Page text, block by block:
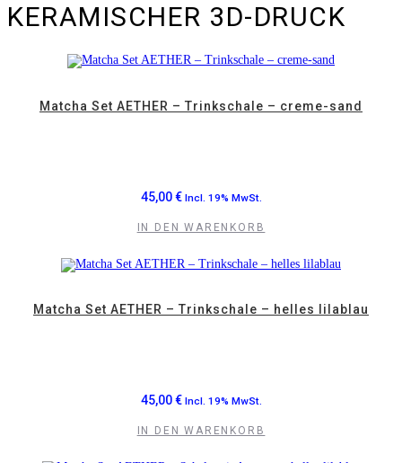
KERAMISCHER 3D-DRUCK
Matcha Set AETHER – Trinkschale – creme-sand
45,00€ Incl. 19% MwSt.
IN DEN WARENKORB
Matcha Set AETHER – Trinkschale – helles lilablau
45,00€ Incl. 19% MwSt.
IN DEN WARENKORB